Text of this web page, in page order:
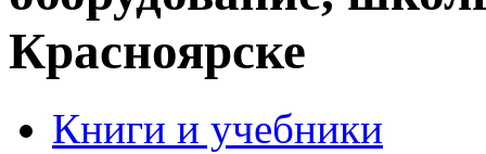
Красноярске
Книги и учебники